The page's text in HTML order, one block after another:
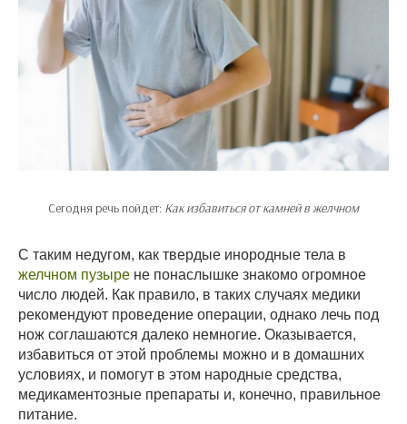
Сегодня речь пойдет: Как избавиться от камней в желчном
С таким недугом, как твердые инородные тела в
желчном пузыре не понаслышке знакомо огромное
число людей. Как правило, в таких случаях медики
рекомендуют проведение операции, однако лечь под
нож соглашаются далеко немногие. Оказывается,
избавиться от этой проблемы можно и в домашних
условиях, и помогут в этом народные средства,
медикаментозные препараты и, конечно, правильное
питание.